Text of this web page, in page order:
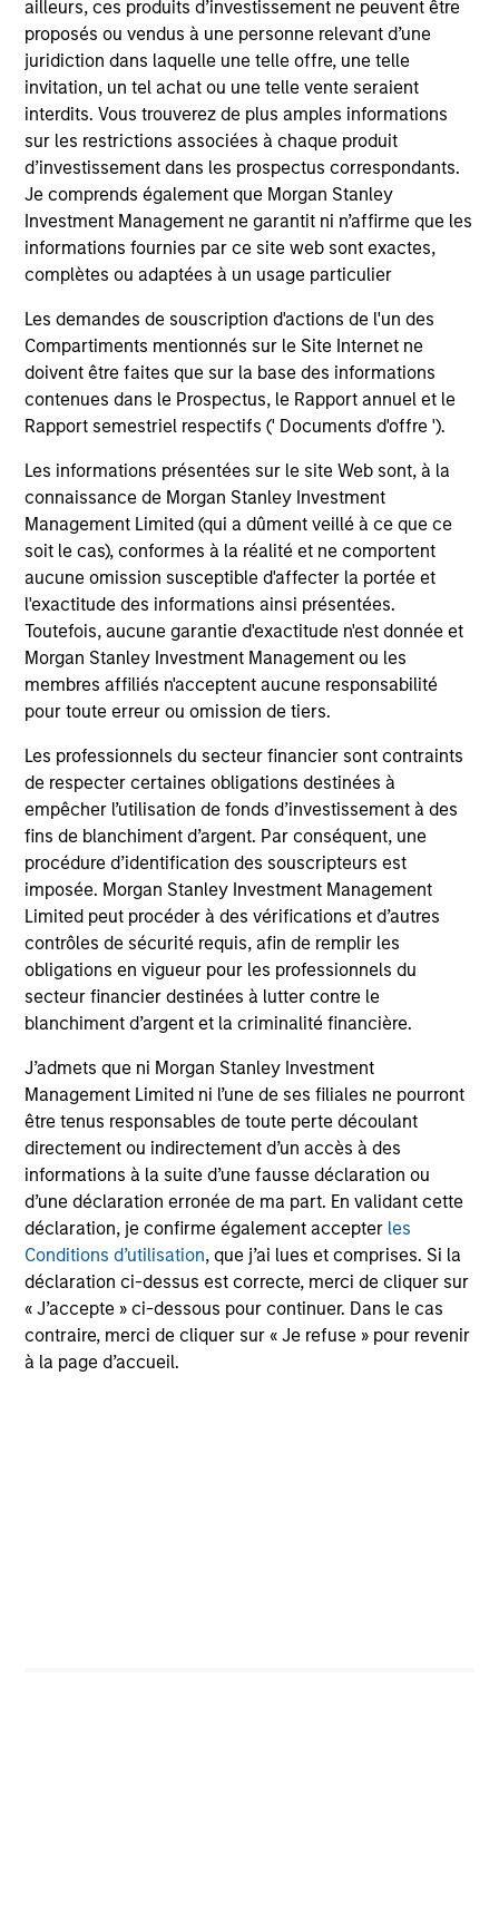
ailleurs, ces produits d’investissement ne peuvent être
proposés ou vendus à une personne relevant d’une
juridiction dans laquelle une telle offre, une telle
invitation, un tel achat ou une telle vente seraient
interdits. Vous trouverez de plus amples informations
sur les restrictions associées à chaque produit
d’investissement dans les prospectus correspondants.
Je comprends également que Morgan Stanley
Investment Management ne garantit ni n’affirme que les
informations fournies par ce site web sont exactes,
complètes ou adaptées à un usage particulier
Les demandes de souscription d'actions de l'un des
Compartiments mentionnés sur le Site Internet ne
doivent être faites que sur la base des informations
contenues dans le Prospectus, le Rapport annuel et le
Rapport semestriel respectifs (' Documents d'offre ').
Les informations présentées sur le site Web sont, à la
connaissance de Morgan Stanley Investment
Management Limited (qui a dûment veillé à ce que ce
soit le cas), conformes à la réalité et ne comportent
aucune omission susceptible d'affecter la portée et
l'exactitude des informations ainsi présentées.
Toutefois, aucune garantie d'exactitude n'est donnée et
Morgan Stanley Investment Management ou les
membres affiliés n'acceptent aucune responsabilité
pour toute erreur ou omission de tiers.
Les professionnels du secteur financier sont contraints
de respecter certaines obligations destinées à
empêcher l’utilisation de fonds d’investissement à des
fins de blanchiment d’argent. Par conséquent, une
procédure d’identification des souscripteurs est
imposée. Morgan Stanley Investment Management
Limited peut procéder à des vérifications et d’autres
contrôles de sécurité requis, afin de remplir les
obligations en vigueur pour les professionnels du
secteur financier destinées à lutter contre le
blanchiment d’argent et la criminalité financière.
J’admets que ni Morgan Stanley Investment
Management Limited ni l’une de ses filiales ne pourront
être tenus responsables de toute perte découlant
directement ou indirectement d’un accès à des
informations à la suite d’une fausse déclaration ou
d’une déclaration erronée de ma part. En validant cette
déclaration, je confirme également accepter les
Conditions d’utilisation, que j’ai lues et comprises. Si la
déclaration ci-dessus est correcte, merci de cliquer sur
« J’accepte » ci-dessous pour continuer. Dans le cas
contraire, merci de cliquer sur « Je refuse » pour revenir
à la page d’accueil.
Caractéristiques du fonds
V.L. et Performance
Les performances passées ne sont pas un
indicateur fiable des résultats futurs. Les
rendements peuvent augmenter ou diminuer en
calculs des données de performance sont basés
sur une comparaison de la VL, sont exprimés nets
de frais et ne prennent pas en compte les
commissions et coûts relatifs à l’émission et au
rachat de parts. La source de toutes les données
relatives aux performances et aux indices est
Morgan Stanley Investment Management.
decliquer icipour obtenir des informations
complémentaires sur les performances et autres
éléments importants, qui doivent être lus
attentivement.
A compter du 11 août 2023, le fonds Morgan
Stanley Investment Funds Global Macro Fund,
étant auparavant connu sous le nom de Eaton
Vance International (Ireland) Global Macro Fund, a
adopté l'historique de performance du fonds
existant.
Lesfrais courantsreflètent les payements et frais
des actifs du fonds pour la période. Ils incluent les
commissions et frais de gestion, dépôt et
d’administration.
Performances calendaires
Profil de risque et de